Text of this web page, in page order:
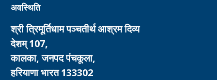
अवस्थिति
श्री त्रिमूर्तिधाम पञ्चतीर्थ आश्रम दिव्य
देशम् 107,
कालका, जनपद पंचकूला,
हरियाणा भारत 133302